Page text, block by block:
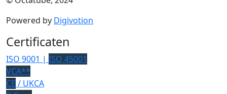
Powered by Digivotion
Certificaten
ISO 9001 | ISO 45001
VCA**
CE / UKCA